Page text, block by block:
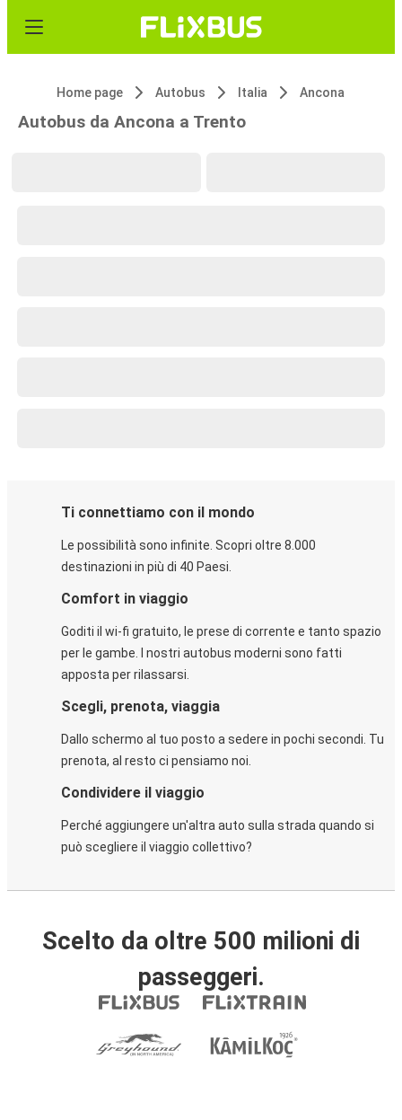
Home page Autobus Italia Ancona
Autobus da Ancona a Trento
Ti connettiamo con il mondo
Le possibilità sono infinite. Scopri oltre 8.000
destinazioni in più di 40 Paesi.
Comfort in viaggio
Goditi il wi-fi gratuito, le prese di corrente e tanto spazio
per le gambe. I nostri autobus moderni sono fatti
apposta per rilassarsi.
Scegli, prenota, viaggia
Dallo schermo al tuo posto a sedere in pochi secondi. Tu
prenota, al resto ci pensiamo noi.
Condividere il viaggio
Perché aggiungere un'altra auto sulla strada quando si
può scegliere il viaggio collettivo?
Scelto da oltre 500 milioni di
passeggeri.